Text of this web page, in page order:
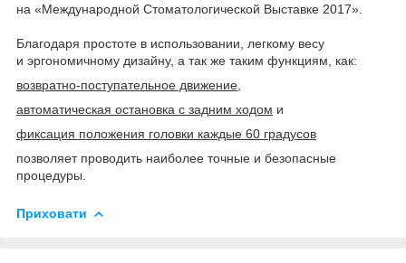
на «Международной Стоматологической Выставке 2017».
Благодаря простоте в использовании, легкому весу
и эргономичному дизайну, а так же таким функциям, как:
возвратно-поступательное движение
автоматическая остановка c задним ходом и
фиксация положения головки каждые 60 градусов
позволяет проводить наиболее точные и безопасные
процедуры.
Приховати